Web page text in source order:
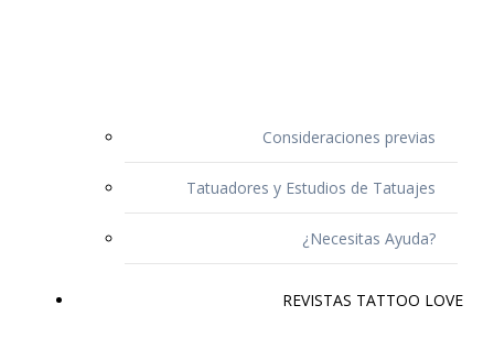
Consideraciones previas
Tatuadores y Estudios de Tatuajes
¿Necesitas Ayuda?
REVISTAS TATTOO LOVE